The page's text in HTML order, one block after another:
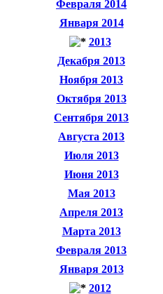
Февраля 2014
Января 2014
2013
Декабря 2013
Ноября 2013
Октября 2013
Сентября 2013
Августа 2013
Июля 2013
Июня 2013
Мая 2013
Апреля 2013
Марта 2013
Февраля 2013
Января 2013
2012